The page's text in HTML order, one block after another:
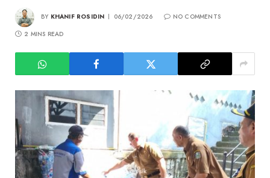
BY KHANIF ROSIDIN 06/02/2026
NO COMMENTS
2 MINS READ